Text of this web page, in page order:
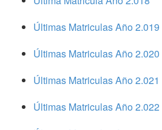
Últimas Matriculas Año 2.019
Últimas Matriculas Año 2.020
Últimas Matriculas Año 2.021
Últimas Matriculas Año 2.022